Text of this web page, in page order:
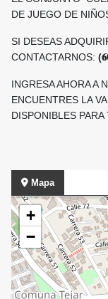
DE JUEGO DE
SI DESEAS
CONTACTARNOS:
INGRESA AHORA A
ENCUENTRES LA
DISPONIBLES PARA
Mapa
+
−